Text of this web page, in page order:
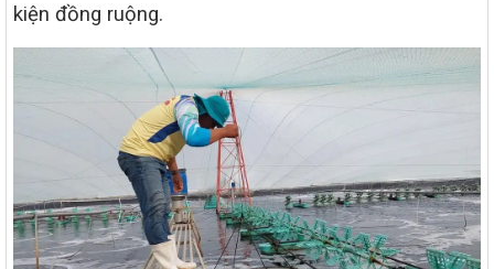
kiện đồng ruộng.